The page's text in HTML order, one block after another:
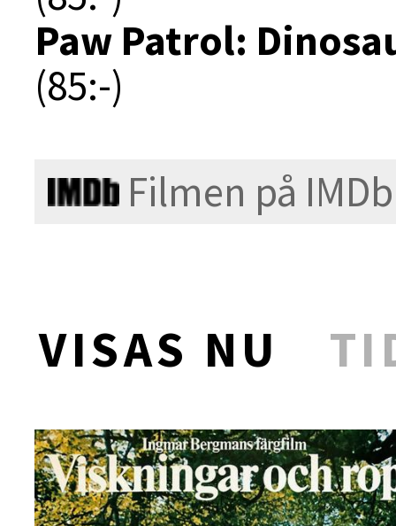
Paw Patrol:
(85:-)
Filmen på IMDb
VISAS NU